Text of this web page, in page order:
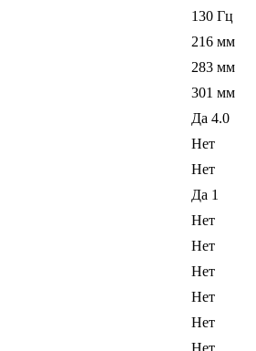
130 Гц
216 мм
283 мм
301 мм
Да 4.0
Нет
Нет
Да 1
Нет
Нет
Нет
Нет
Нет